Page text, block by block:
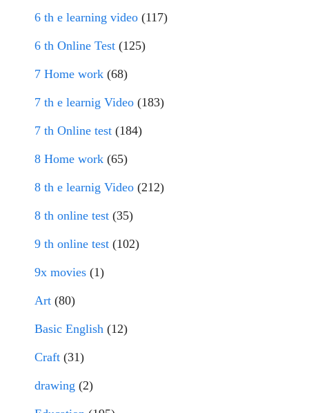
6 th e learning video (117)
6 th Online Test (125)
7 Home work (68)
7 th e learnig Video (183)
7 th Online test (184)
8 Home work (65)
8 th e learnig Video (212)
8 th online test (35)
9 th online test (102)
9x movies (1)
Art (80)
Basic English (12)
Craft (31)
drawing (2)